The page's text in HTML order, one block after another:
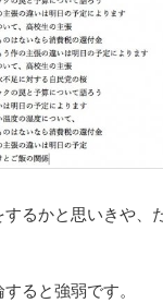
るかと思いきや、
ると強弱です。